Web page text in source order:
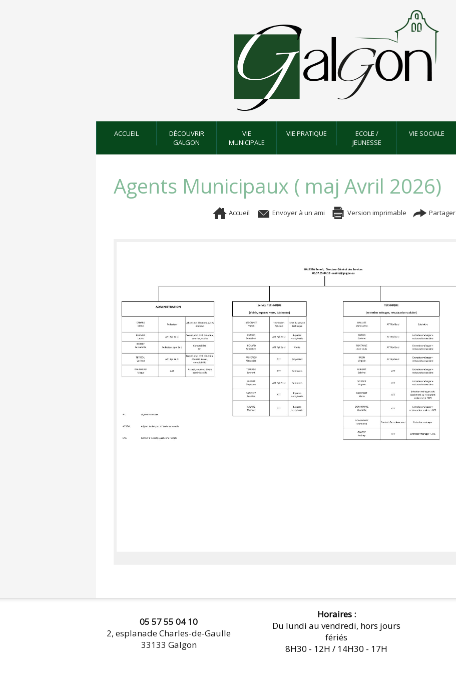
ACCUEIL
DÉCOUVRIR
GALGON
VIE
MUNICIPALE
VIE PRATIQUE
ECOLE /
JEUNESSE
VIE SOCIALE
Agents Municipaux ( maj Avril 2026)
Accueil Envoyer à un ami Version imprimable Partager
05 57 55 04 10
2, esplanade Charles-de-Gaulle
33133 Galgon
Horaires :
Du lundi au vendredi, hors jours
fériés
8H30 - 12H / 14H30 - 17H